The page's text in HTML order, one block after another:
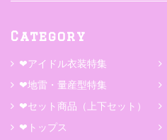
Category
❤アイドル衣装特集
❤地雷・量産型特集
❤セット商品（上下セット）
❤トップス